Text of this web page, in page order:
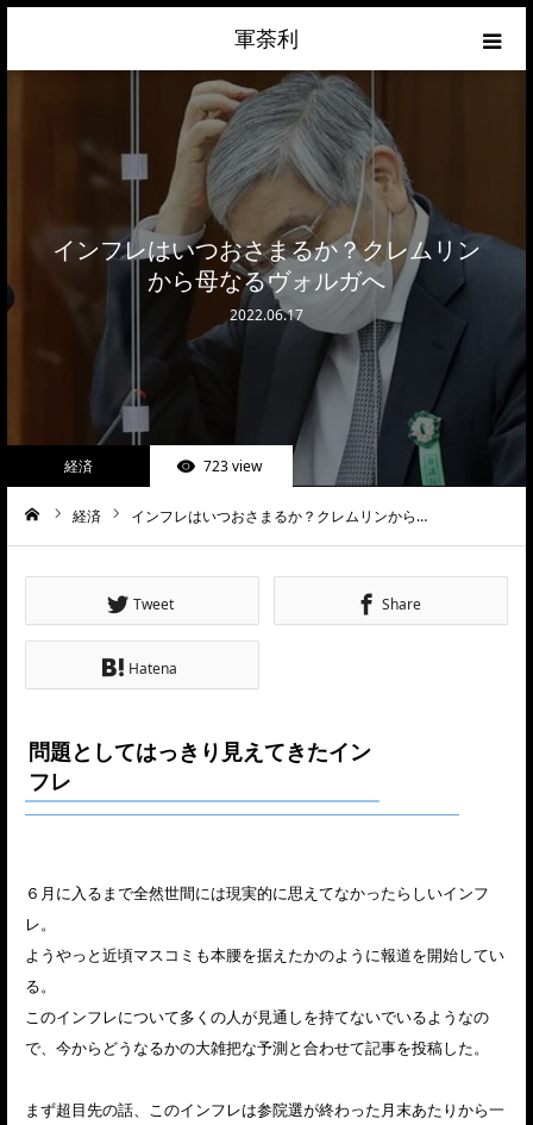
軍荼利
インフレはいつおさまるか？クレムリン
から母なるヴォルガへ
2022.06.17
経済 723 view
経済 インフレはいつおさまるか？クレムリンから…
Tweet Share
Hatena
問題としてはっきり見えてきたイン
フレ
６月に入るまで全然世間には現実的に思えてなかったらしいインフ
レ。
ようやっと近頃マスコミも本腰を据えたかのように報道を開始してい
る。
このインフレについて多くの人が見通しを持てないでいるようなの
で、今からどうなるかの大雑把な予測と合わせて記事を投稿した。
まず超目先の話、このインフレは参院選が終わった月末あたりから一
政治
サイトマップ
about
お問合せ